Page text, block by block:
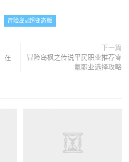
冒险岛sf超变态版
在
下一篇
冒险岛枫之传说平民职业推荐零
氪职业选择攻略